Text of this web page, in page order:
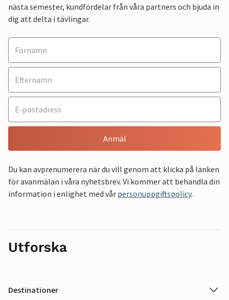
nästa semester, kundfördelar från våra partners och bjuda in
dig att delta i tävlingar.
Anmäl
Du kan avprenumerera när du vill genom att klicka på länken
för avanmälan i våra nyhetsbrev. Vi kommer att behandla din
information i enlighet med vår personuppgiftspolicy.
Utforska
Destinationer